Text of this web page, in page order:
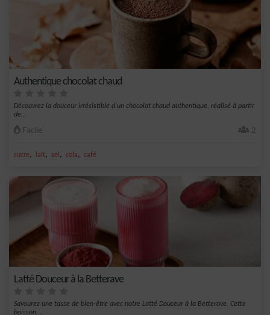
Authentique chocolat chaud
Découvrez la douceur irrésistible d'un chocolat chaud authentique, réalisé à partir
de...
Facile 2
sucre, lait, sel , cola, café
Latté Douceur à la Betterave
Savourez une tasse de bien-être avec notre Latté Douceur à la Betterave. Cette
boisson...